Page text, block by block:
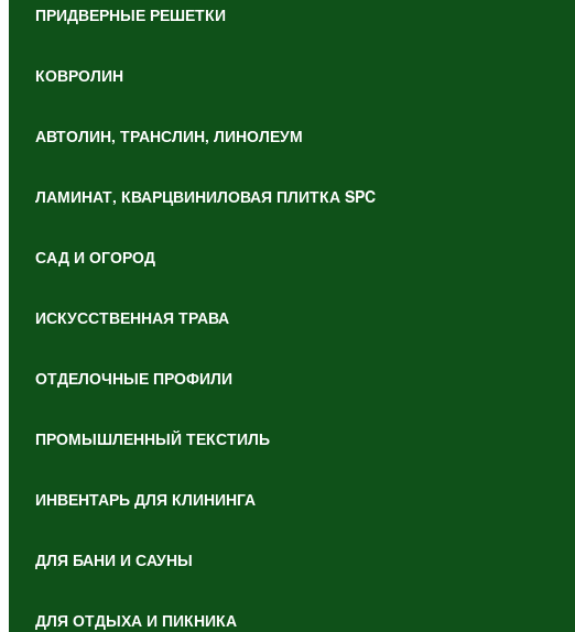
ПРИДВЕРНЫЕ РЕШЕТКИ
КОВРОЛИН
АВТОЛИН, ТРАНСЛИН, ЛИНОЛЕУМ
ЛАМИНАТ, КВАРЦВИНИЛОВАЯ ПЛИТКА SPC
САД И ОГОРОД
ИСКУССТВЕННАЯ ТРАВА
ОТДЕЛОЧНЫЕ ПРОФИЛИ
ПРОМЫШЛЕННЫЙ ТЕКСТИЛЬ
ИНВЕНТАРЬ ДЛЯ КЛИНИНГА
ДЛЯ БАНИ И САУНЫ
ДЛЯ ОТДЫХА И ПИКНИКА